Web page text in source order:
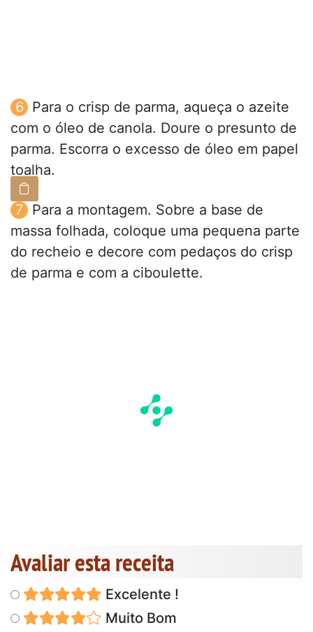
Para o crisp de parma, aqueça o azeite
com o óleo de canola. Doure o presunto de
parma. Escorra o excesso de óleo em papel
toalha.
Para a montagem. Sobre a base de
massa folhada, coloque uma pequena parte
do recheio e decore com pedaços do crisp
de parma e com a ciboulette.
Avaliar esta receita
Excelente !
Muito Bom